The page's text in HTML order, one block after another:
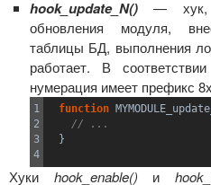
hook_update_N()— хук,
обновления модуля,
таблицы БД, выполнения
работает. В
нумерация имеет префикс
1
2
3
4
function
// ...
}
Хуки hook_enable() и